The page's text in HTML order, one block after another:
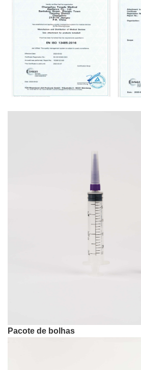
Pacote de bolhas